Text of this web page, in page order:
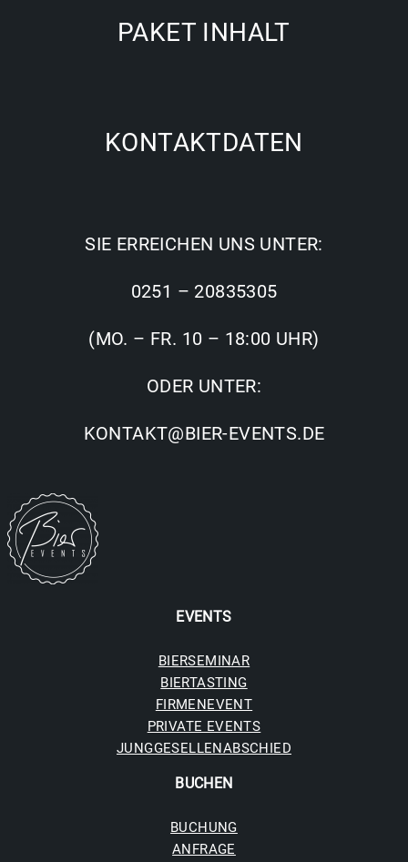
PAKET INHALT
KONTAKTDATEN
SIE ERREICHEN UNS UNTER:
0251 – 20835305
(MO. – FR. 10 – 18:00 UHR)
ODER UNTER:
KONTAKT@BIER-EVENTS.DE
EVENTS
BIERSEMINAR
BIERTASTING
FIRMENEVENT
PRIVATE EVENTS
JUNGGESELLENABSCHIED
BUCHEN
BUCHUNG
ANFRAGE